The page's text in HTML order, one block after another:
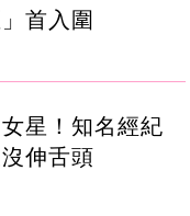
首入圍
星！知名經紀
伸舌頭